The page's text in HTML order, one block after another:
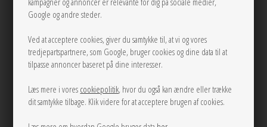
Google og andre steder.
Ved at acceptere cookies, giver du samtykke til, at vi og vores
tredjepartspartnere, som Google, bruger cookies og dine data til at
tilpasse annoncer baseret på dine interesser.
Læs mere i vores cookiepolitik, hvor du også kan ændre eller trække
dit samtykke tilbage. Klik videre for at acceptere brugen af cookies.
M
LÆG I KURVEN